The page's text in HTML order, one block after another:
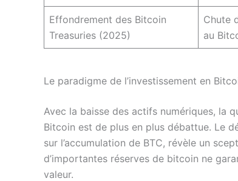
Effondrement des Bitcoin
Treasuries (2025)
Chute
au
Le paradigme de l’investissement en
Avec la baisse des actifs numériques, la
Bitcoin est de plus en plus débattue. Le
sur l’accumulation de BTC, révèle un
d’importantes réserves de bitcoin ne
valeur.